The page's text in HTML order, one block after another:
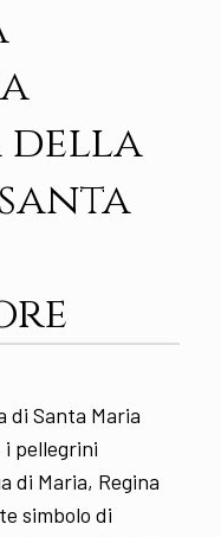
della
di Santa Maria
i pellegrini
di Maria, Regina
simbolo di